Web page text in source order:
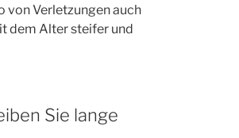
von Verletzungen auch
dem Alter steifer und
Sie lange